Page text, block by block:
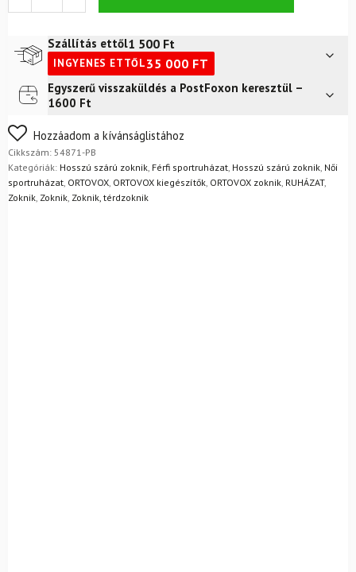
Zokni
Petrol
Blue
Szállítás ettől1 500 Ft
INGYENES ETTŐL35 000 FT
Futár a címre2 400
FoxPost
Egyszerű visszaküldés a PostFoxon keresztül –
1600 Ft
Nem biztos a választásában? Semmi gond – a terméket
egyszerűen visszaküldheti 14 napon belül, indoklás nélkül.
Mik a visszaküldés feltételei?
Hozzáadom a kívánságlistához
Cikkszám: 54871-PB
Kategóriák: Hosszú szárú zoknik Férfi sportruházat Hosszú szárú zoknik Női
sportruházat ORTOVOX ORTOVOX kiegészítők ORTOVOX zoknik RUHÁZAT,
Zoknik Zoknik Zoknik, térdzoknik